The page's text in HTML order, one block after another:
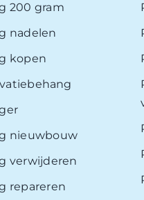
200 gram
nadelen
kopen
nieuwbouw
verwijderen
repareren